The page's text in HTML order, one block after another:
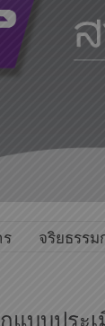
จริยธรร
แบบประ